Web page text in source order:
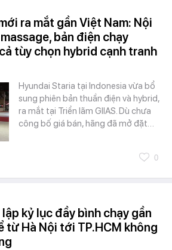
ra mắt gần Việt Nam: Nội
bản điện chạy
tùy chọn hybrid cạnh tranh
Hyundai Staria tại Indonesia vừa bổ
sung phiên bản thuần điện và hybrid,
ra mắt tại Triển lãm GIIAS. Dù chưa
công bố giá bán, hãng đã mở đặt…
0
kỷ lục đầy bình chạy gần
từ Hà Nội tới TP.HCM không